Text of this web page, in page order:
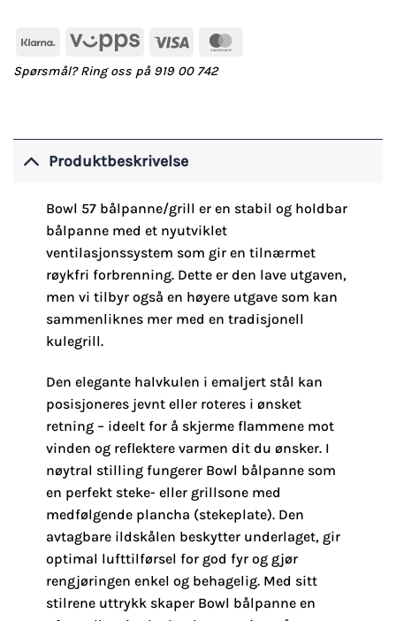
Klarna Vipps Visa
Spørsmål? Ring oss på 919 00 742
Produktbeskrivelse
Bowl 57 bålpanne/grill er en stabil og holdbar
bålpanne med et nyutviklet
ventilasjonssystem som gir en tilnærmet
røykfri forbrenning. Dette er den lave utgaven,
men vi tilbyr også en høyere utgave som kan
sammenliknes mer med en tradisjonell
kulegrill.
Den elegante halvkulen i emaljert stål kan
posisjoneres jevnt eller roteres i ønsket
retning – ideelt for å skjerme flammene mot
vinden og reflektere varmen dit du ønsker. I
nøytral stilling fungerer Bowl bålpanne som
en perfekt steke- eller grillsone med
medfølgende plancha (stekeplate). Den
avtagbare ildskålen beskytter underlaget, gir
optimal lufttilførsel for god fyr og gjør
rengjøringen enkel og behagelig. Med sitt
stilrene uttrykk skaper Bowl bålpanne en